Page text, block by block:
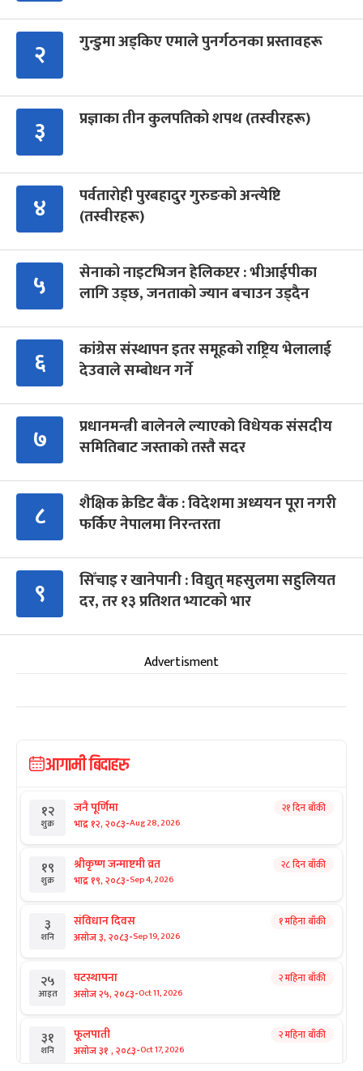
२ गुन्डुमा अड्किए एमाले पुनर्गठनका प्रस्तावहरू
३ प्रज्ञाका तीन कुलपतिको शपथ (तस्वीरहरू)
४
पर्वतारोही पुरबहादुर गुरुङको अन्त्येष्टि
(तस्वीरहरू)
५
सेनाको नाइटभिजन हेलिकप्टर : भीआईपीका
लागि उड्छ, जनताको ज्यान बचाउन उड्दैन
६
कांग्रेस संस्थापन इतर समूहको राष्ट्रिय भेलालाई
देउवाले सम्बोधन गर्ने
७
प्रधानमन्त्री बालेनले ल्याएको विधेयक संसदीय
समितिबाट जस्ताको तस्तै सदर
८
शैक्षिक क्रेडिट बैंक : विदेशमा अध्ययन पूरा नगरी
फर्किए नेपालमा निरन्तरता
९
सिँचाइ र खानेपानी : विद्युत् महसुलमा सहुलियत
दर, तर १३ प्रतिशत भ्याटको भार
Advertisment
आगामी बिदाहरु
१२
शुक्र
जनै पूर्णिमा
भाद्र १२, २०८३-Aug 28, 2026
२१ दिन बाँकी
१९
शुक्र
श्रीकृष्ण जन्माष्टमी व्रत
भाद्र १९, २०८३-Sep 4, 2026
२८ दिन बाँकी
३
शनि
संविधान दिवस
असोज ३, २०८३-Sep 19, 2026
१ महिना बाँकी
२५
आइत
घटस्थापना
असोज २५, २०८३-Oct 11, 2026
२ महिना बाँकी
३१
शनि
फूलपाती
असोज ३१ , २०८३-Oct 17, 2026
२ महिना बाँकी